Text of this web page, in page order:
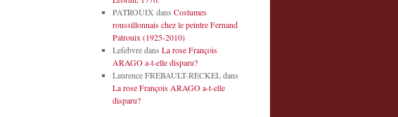
PATROUIX dans Costumes
roussillonnais chez le peintre Fernand
Patrouix (1925-2010)
Lefebvredans La rose François
ARAGO a-t-elle disparu?
Laurence FREBAULT-RECKELdans
La rose François ARAGO a-t-elle
disparu?